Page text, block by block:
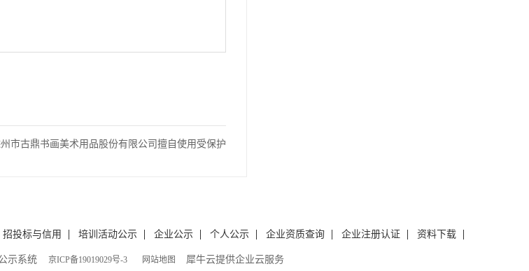
市古鼎书画美术用品股份有限公司擅自使用受保护
招投标与信用 培训活动公示 企业公示 个人公示 企业资质查询 企业注册认证 资料下载
示系统 京ICP备19019029号-3 网站地图 犀牛云提供企业云服务